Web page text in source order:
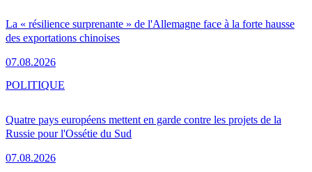
La « résilience surprenante » de l'Allemagne face à la forte hausse
des exportations chinoises
07.08.2026
Quatre pays européens mettent en garde contre les projets de la
Russie pour l'Ossétie du Sud
07.08.2026
POLITIQUE